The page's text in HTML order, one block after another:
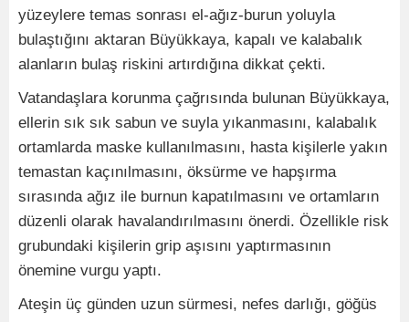
yüzeylere temas sonrası el-ağız-burun yoluyla
bulaştığını aktaran Büyükkaya, kapalı ve kalabalık
alanların bulaş riskini artırdığına dikkat çekti.
Vatandaşlara korunma çağrısında bulunan Büyükkaya,
ellerin sık sık sabun ve suyla yıkanmasını, kalabalık
ortamlarda maske kullanılmasını, hasta kişilerle yakın
temastan kaçınılmasını, öksürme ve hapşırma
sırasında ağız ile burnun kapatılmasını ve ortamların
düzenli olarak havalandırılmasını önerdi. Özellikle risk
grubundaki kişilerin grip aşısını yaptırmasının
önemine vurgu yaptı.
Ateşin üç günden uzun sürmesi, nefes darlığı, göğüs